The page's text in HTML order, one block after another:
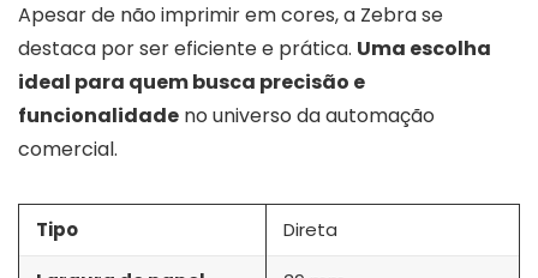
Apesar de não imprimir em cores, a Zebra se
destaca por ser eficiente e prática. Uma escolha
ideal para quem busca precisão e
funcionalidade no universo da automação
comercial.
Tipo Direta